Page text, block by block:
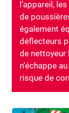
l’appareil,
de
également
déflecteurs
de nettoyeur
n’échappe
risque de